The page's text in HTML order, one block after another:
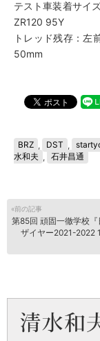
テスト車装着サイ
ZR120 95Y
トレッド残存：
50mm
BRZ , DST ,
水和夫 , 石井昌通
«前の記事
第85回 頑固一徹学校
ザイヤー2021-2022